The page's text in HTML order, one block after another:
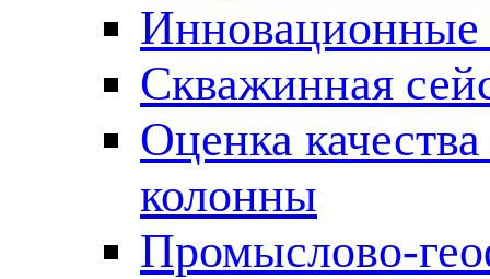
Инновационные
Скважинная
Оценка
колонны
Промыслово-